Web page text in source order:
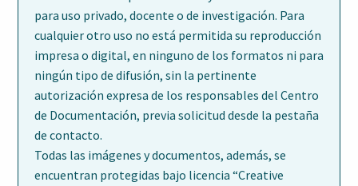
para uso privado, docente o de investigación. Para
cualquier otro uso no está permitida su reproducción
impresa o digital, en ninguno de los formatos ni para
ningún tipo de difusión, sin la pertinente
autorización expresa de los responsables del Centro
de Documentación, previa solicitud desde la pestaña
de contacto.
Todas las imágenes y documentos, además, se
encuentran protegidas bajo licencia “Creative